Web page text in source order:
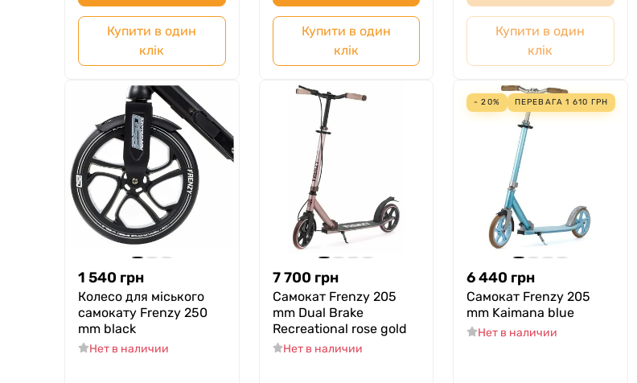
Купити в один
клік
Купити в один
клік
Купити в один
клік
1 540 грн
Колесо для міського
самокату Frenzy 250
mm black
Нет в наличии
7 700 грн
Самокат Frenzy 205
mm Dual Brake
Recreational rose gold
Нет в наличии
- 20% ПЕРЕВАГА1 610 ГРН
6 440 грн
Самокат Frenzy 205
mm Kaimana blue
Нет в наличии